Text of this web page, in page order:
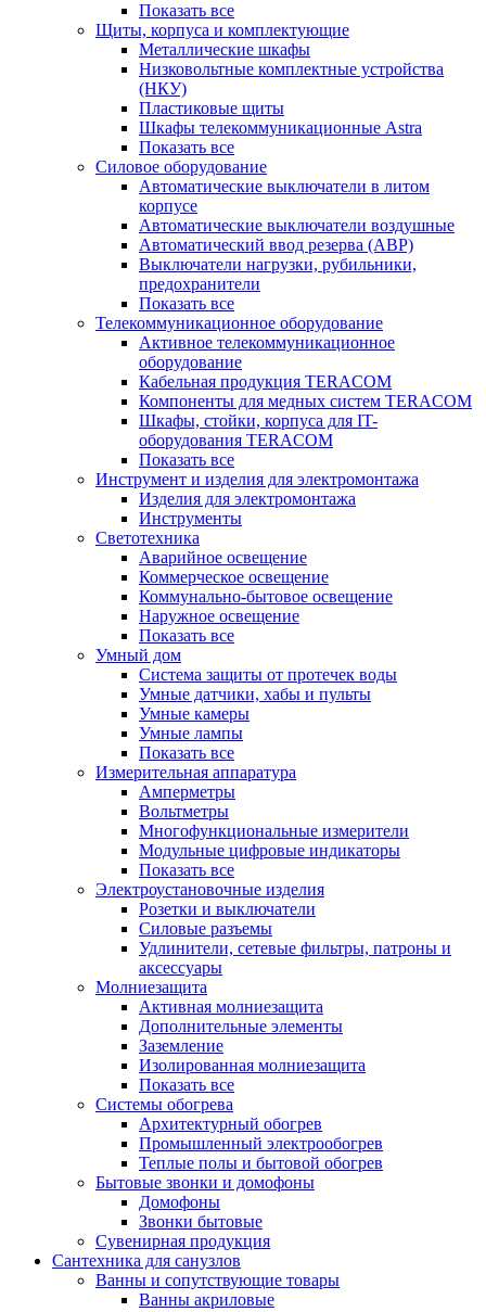
Показать все
Щиты, корпуса и комплектующие
Металлические шкафы
Низковольтные комплектные устройства
(НКУ)
Пластиковые щиты
Шкафы телекоммуникационные Astra
Показать все
Силовое оборудование
Автоматические выключатели в литом
корпусе
Автоматические выключатели воздушные
Автоматический ввод резерва (АВР)
Выключатели нагрузки, рубильники,
предохранители
Показать все
Телекоммуникационное оборудование
Активное телекоммуникационное
оборудование
Кабельная продукция TERACOM
Компоненты для медных систем TERACOM
Шкафы, стойки, корпуса для IT-
оборудования TERACOM
Показать все
Инструмент и изделия для электромонтажа
Изделия для электромонтажа
Инструменты
Светотехника
Аварийное освещение
Коммерческое освещение
Коммунально-бытовое освещение
Наружное освещение
Показать все
Умный дом
Система защиты от протечек воды
Умные датчики, хабы и пульты
Умные камеры
Умные лампы
Показать все
Измерительная аппаратура
Амперметры
Вольтметры
Многофункциональные измерители
Модульные цифровые индикаторы
Показать все
Электроустановочные изделия
Розетки и выключатели
Силовые разъемы
Удлинители, сетевые фильтры, патроны и
аксессуары
Молниезащита
Активная молниезащита
Дополнительные элементы
Заземление
Изолированная молниезащита
Показать все
Системы обогрева
Архитектурный обогрев
Промышленный электрообогрев
Теплые полы и бытовой обогрев
Бытовые звонки и домофоны
Домофоны
Звонки бытовые
Сувенирная продукция
Сантехника для санузлов
Ванны и сопутствующие товары
Ванны акриловые